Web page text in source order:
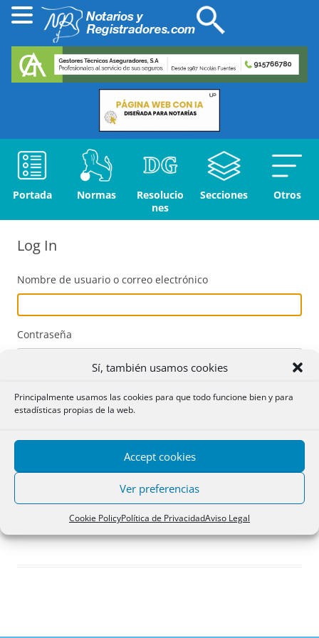
Sí, también usamos cookies
Principalmente usamos las cookies para que todo funcione bien y para
estadísticas propias de la web.
Accept cookies
Ver preferencias
Cookie PolicyPolítica de PrivacidadAviso Legal
Portada Normas
Resolucio
nes
Secciones Otros
Log In
Nombre de usuario o correo electrónico
Contraseña
Acceder
Registro
¿Has olvidado tu contraseña?